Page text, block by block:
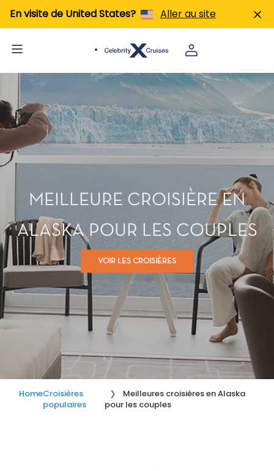
En visite de United States? Aller au site
MEILLEURE CROISIÈRE EN
ALASKA POUR LES COUPLES
VOIR LES CROISIÈRES
HomeCroisières
populaires
Meilleures croisières en Alaska
pour les couples